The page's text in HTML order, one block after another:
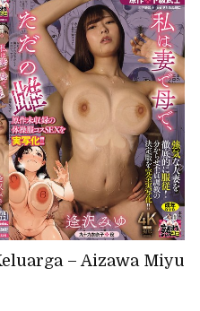
– Aizawa Miyu